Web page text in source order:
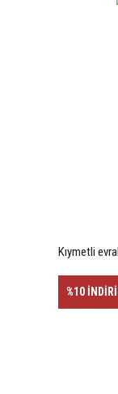
Kıymetli
%10